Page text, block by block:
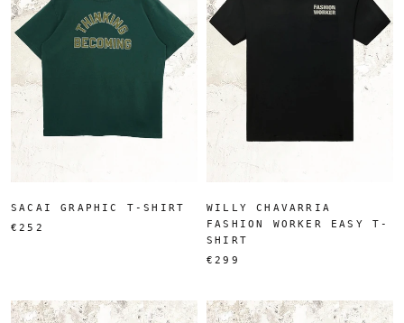
SACAI GRAPHIC T-SHIRT
€252
WILLY CHAVARRIA
FASHION WORKER EASY T-
SHIRT
€299